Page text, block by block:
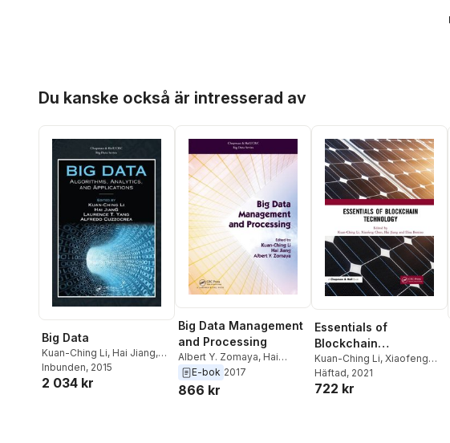
Du kanske också är intresserad av
Big Data
Kuan-Ching Li, Hai Jiang,
Laurence T. Yang
Cuzzocrea
Inbunden, 2015
2 034 kr
Big Data Management
and Processing
Albert Y. Zomaya, Hai
Jiang,Kuan-Ching Li
E-bok 2017
866 kr
Essentials of
Blockchain
Technology
Kuan-Ching Li, Xiaofeng
Chen,Hai Jiang
Bertino
Häftad, 2021
722 kr